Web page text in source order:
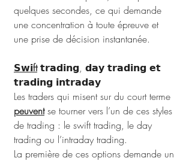
quelques secondes, ce qui demande
une concentration à toute épreuve et
une prise de décision instantanée.
𝗦𝘄𝗶ft 𝘁𝗿𝗮𝗱𝗶𝗻𝗴, 𝗱𝗮𝘆 𝘁𝗿𝗮𝗱𝗶𝗻𝗴 𝗲𝘁
𝘁𝗿𝗮𝗱𝗶𝗻𝗴 𝗶𝗻𝘁𝗿𝗮𝗱𝗮𝘆
Les traders qui misent sur du court terme
peuvent se tourner vers l’un de ces styles
de trading : le swift trading, le day
trading ou l’intraday trading.
La première de ces options demande un